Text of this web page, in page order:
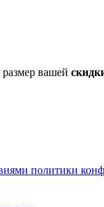
размер вашей
политики